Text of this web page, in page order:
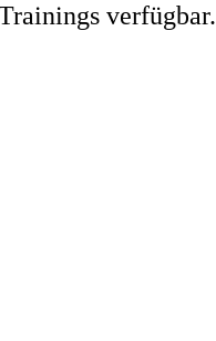
verfügbar.